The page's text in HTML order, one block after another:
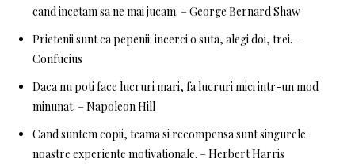
cand incetam sa ne mai jucam. – George Bernard Shaw
Prietenii sunt ca pepenii: incerci o suta, alegi doi, trei. –
Confucius
Daca nu poti face lucruri mari, fa lucruri mici intr-un mod
minunat. – Napoleon Hill
Cand suntem copii, teama si recompensa sunt singurele
noastre experiente motivationale. – Herbert Harris